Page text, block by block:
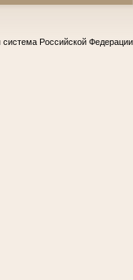
система Российской